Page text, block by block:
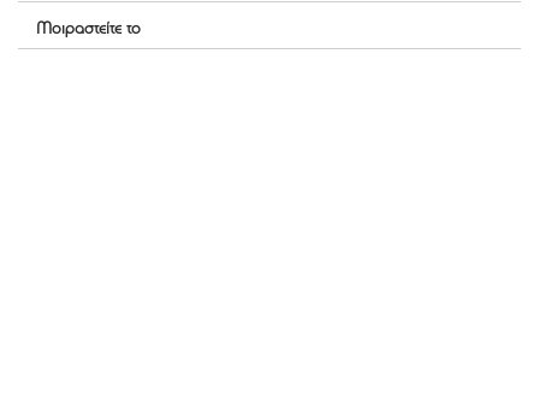
Μοιραστείτε το